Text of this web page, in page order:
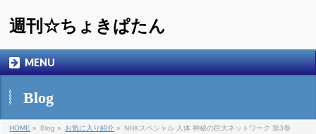
週刊☆ちょきぱたん
MENU
Blog
HOME » Blog » お気に入り紹介 » NHKスペシャル 人体 神秘の巨大ネットワーク 第3巻